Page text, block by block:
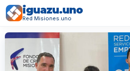
iguazu.uno
Red Misiones.uno